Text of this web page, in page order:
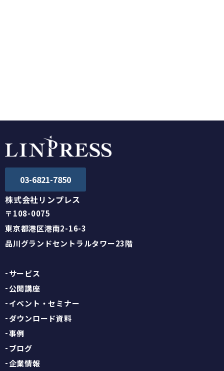
03-6821-7850
株式会社リンプレス
〒108-0075
東京都港区港南2-16-3
品川グランドセントラルタワー23階
サービス
公開講座
イベント・セミナー
ダウンロード資料
事例
ブログ
企業情報